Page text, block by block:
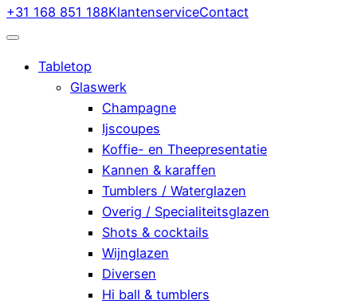
+31 168 851 188KlantenserviceContact
Tabletop
Glaswerk
Champagne
Ijscoupes
Koffie- en Theepresentatie
Kannen & karaffen
Tumblers / Waterglazen
Overig / Specialiteitsglazen
Shots & cocktails
Wijnglazen
Diversen
Hi ball & tumblers